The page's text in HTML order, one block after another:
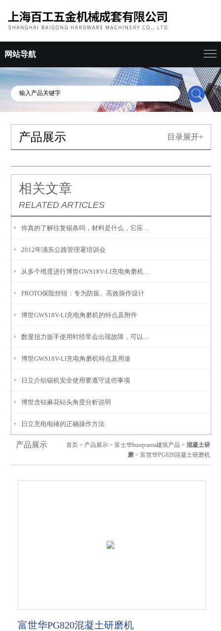
网站导航
产品展示 目录展开+
相关文章
RELATED ARTICLES
2012年浦东公路管理署培训会
PROTO保险丝钳：专为防振、高效操作设计
博世GWS18V-LI充电角磨机的特点及附件
博世GWS18V-LI充电角磨机特点及用途
日立介铝锯机安全使用要遵守这些事项
博世含钴麻花钻头角度分析说明
日立充电电锤的正确操作方法
产品展示 首页> 产品展示> 富士华husqvarna建筑产品 > 混凝土研
磨> 富世华PG820混凝土研磨机
富世华PG820混凝土研磨机